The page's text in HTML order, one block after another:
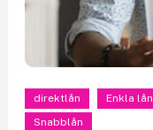
direktlån Enkla lån
Snabblån